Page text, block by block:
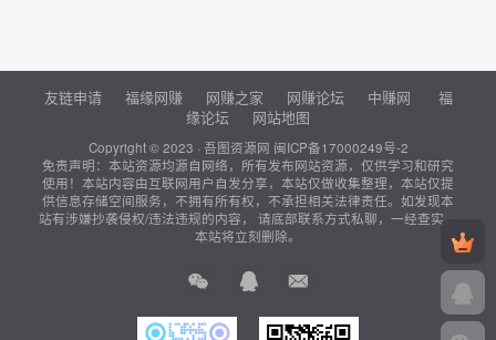
友链申请 福缘网赚 网赚之家 网赚论坛 中赚网
福
缘论坛
网站地图
Copyright © 2023 · 吾图资源网 闽ICP备17000249号-2
免责声明：本站资源均源自网络，所有发布网站资源，仅供学习和研究
使用！本站内容由互联网用户自发分享，本站仅做收集整理，本站仅提
供信息存储空间服务，不拥有所有权，不承担相关法律责任。如发现本
站有涉嫌抄袭侵权/违法违规的内容， 请底部联系方式私聊，一经查实，
本站将立刻删除。